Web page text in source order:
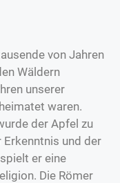
von Jahren
Wäldern
unserer
waren.
der Apfel zu
und der
er eine
Die Römer